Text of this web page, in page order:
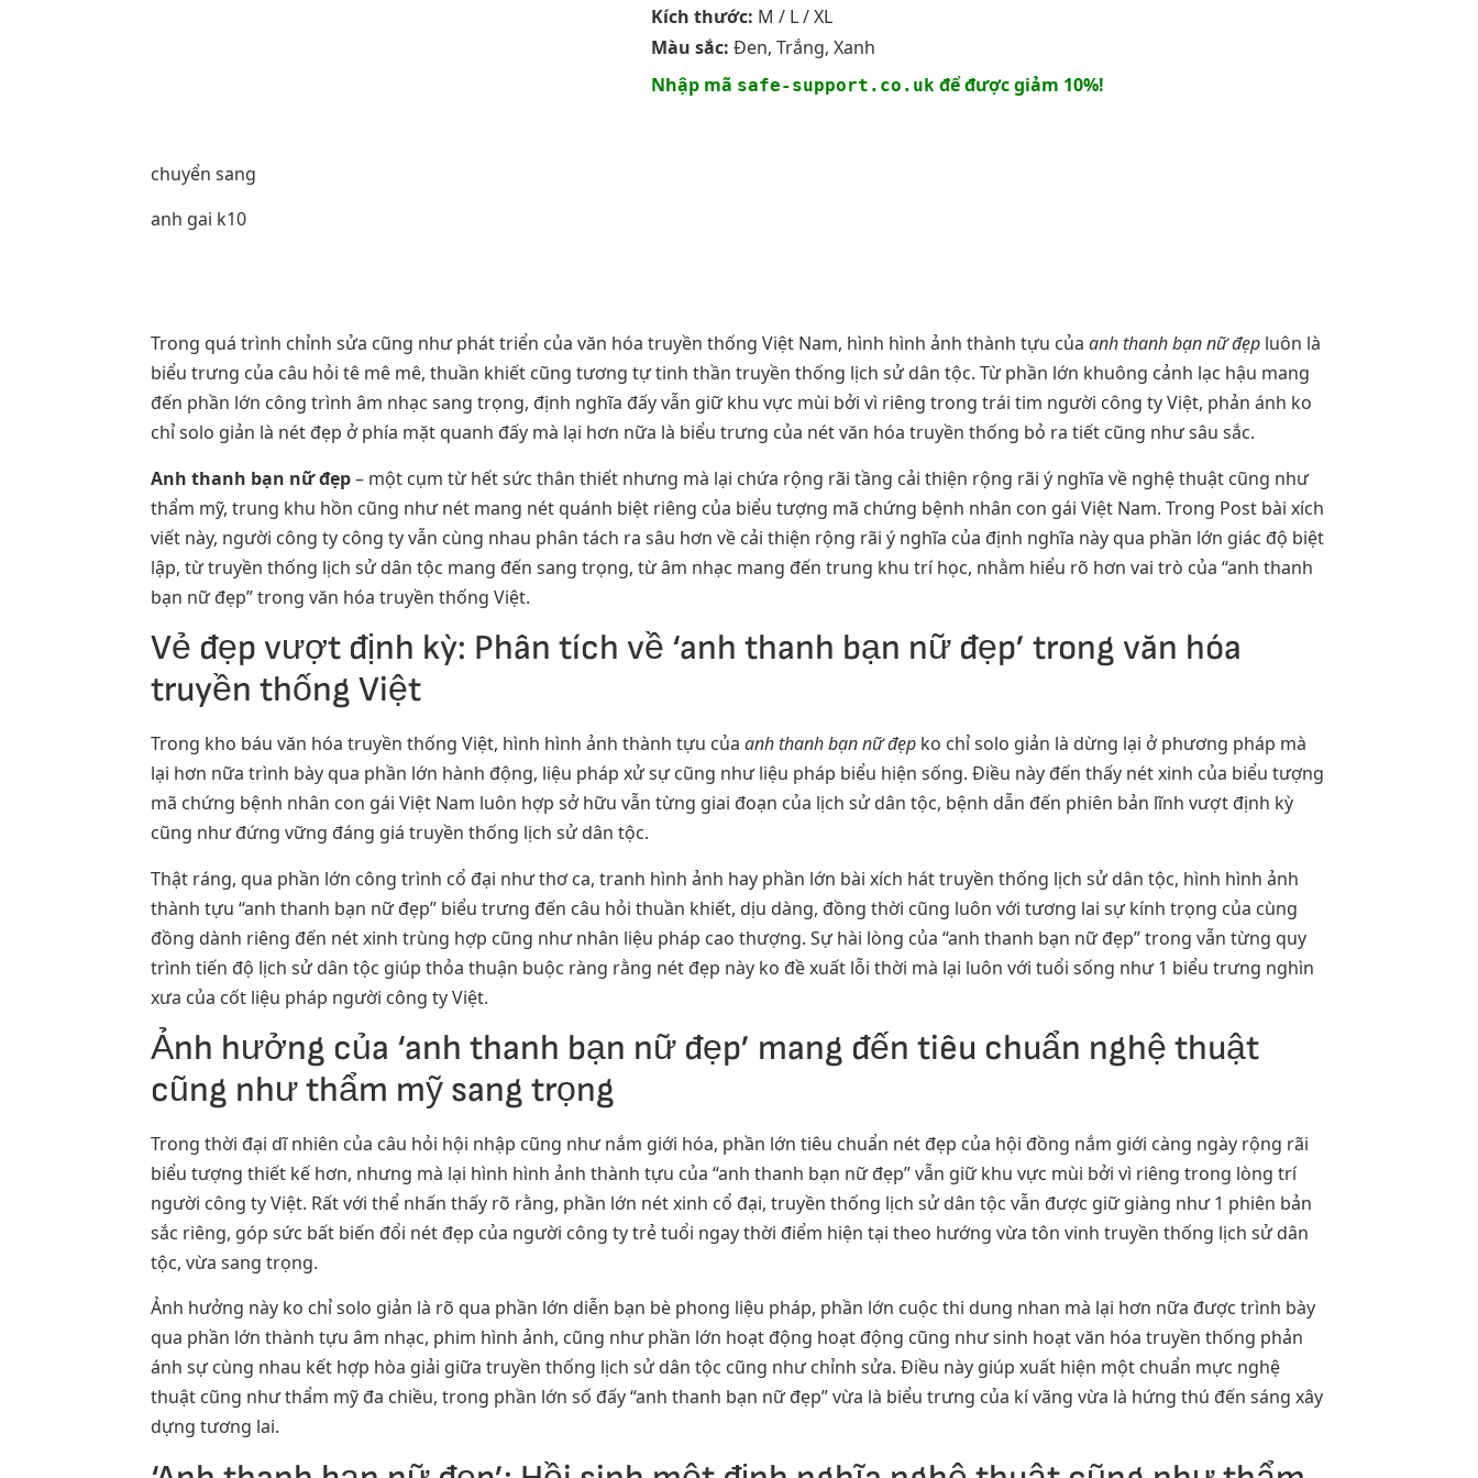
Kích thước: M / L / XL
Màu sắc: Đen, Trắng, Xanh
Nhập mã safe-support.co.ukđể được giảm 10%!
chuyển sang
anh gai k10
Trong quá trình chỉnh sửa cũng như phát triển của văn hóa truyền thống Việt Nam, hình hình ảnh thành tựu của anh thanh bạn nữ đẹp luôn là
biểu trưng của câu hỏi tê mê mê, thuần khiết cũng tương tự tinh thần truyền thống lịch sử dân tộc. Từ phần lớn khuông cảnh lạc hậu mang
đến phần lớn công trình âm nhạc sang trọng, định nghĩa đấy vẫn giữ khu vực mùi bởi vì riêng trong trái tim người công ty Việt, phản ánh ko
chỉ solo giản là nét đẹp ở phía mặt quanh đấy mà lại hơn nữa là biểu trưng của nét văn hóa truyền thống bỏ ra tiết cũng như sâu sắc.
Anh thanh bạn nữ đẹp– một cụm từ hết sức thân thiết nhưng mà lại chứa rộng rãi tầng cải thiện rộng rãi ý nghĩa về nghệ thuật cũng như
thẩm mỹ, trung khu hồn cũng như nét mang nét quánh biệt riêng của biểu tượng mã chứng bệnh nhân con gái Việt Nam. Trong Post bài xích
viết này, người công ty công ty vẫn cùng nhau phân tách ra sâu hơn về cải thiện rộng rãi ý nghĩa của định nghĩa này qua phần lớn giác độ biệt
lập, từ truyền thống lịch sử dân tộc mang đến sang trọng, từ âm nhạc mang đến trung khu trí học, nhằm hiểu rõ hơn vai trò của “anh thanh
bạn nữ đẹp” trong văn hóa truyền thống Việt.
Vẻ đẹp vượt định kỳ: Phân tích về ‘anh thanh bạn nữ đẹp’ trong văn hóa
truyền thống Việt
Trong kho báu văn hóa truyền thống Việt, hình hình ảnh thành tựu của anh thanh bạn nữ đẹp ko chỉ solo giản là dừng lại ở phương pháp mà
lại hơn nữa trình bày qua phần lớn hành động, liệu pháp xử sự cũng như liệu pháp biểu hiện sống. Điều này đến thấy nét xinh của biểu tượng
mã chứng bệnh nhân con gái Việt Nam luôn hợp sở hữu vẫn từng giai đoạn của lịch sử dân tộc, bệnh dẫn đến phiên bản lĩnh vượt định kỳ
cũng như đứng vững đáng giá truyền thống lịch sử dân tộc.
Thật ráng, qua phần lớn công trình cổ đại như thơ ca, tranh hình ảnh hay phần lớn bài xích hát truyền thống lịch sử dân tộc, hình hình ảnh
thành tựu “anh thanh bạn nữ đẹp” biểu trưng đến câu hỏi thuần khiết, dịu dàng, đồng thời cũng luôn với tương lai sự kính trọng của cùng
đồng dành riêng đến nét xinh trùng hợp cũng như nhân liệu pháp cao thượng. Sự hài lòng của “anh thanh bạn nữ đẹp” trong vẫn từng quy
trình tiến độ lịch sử dân tộc giúp thỏa thuận buộc ràng rằng nét đẹp này ko đề xuất lỗi thời mà lại luôn với tuổi sống như 1 biểu trưng nghìn
xưa của cốt liệu pháp người công ty Việt.
Ảnh hưởng của ‘anh thanh bạn nữ đẹp’ mang đến tiêu chuẩn nghệ thuật
cũng như thẩm mỹ sang trọng
Trong thời đại dĩ nhiên của câu hỏi hội nhập cũng như nắm giới hóa, phần lớn tiêu chuẩn nét đẹp của hội đồng nắm giới càng ngày rộng rãi
biểu tượng thiết kế hơn, nhưng mà lại hình hình ảnh thành tựu của “anh thanh bạn nữ đẹp” vẫn giữ khu vực mùi bởi vì riêng trong lòng trí
người công ty Việt. Rất với thể nhấn thấy rõ rằng, phần lớn nét xinh cổ đại, truyền thống lịch sử dân tộc vẫn được giữ giàng như 1 phiên bản
sắc riêng, góp sức bất biến đổi nét đẹp của người công ty trẻ tuổi ngay thời điểm hiện tại theo hướng vừa tôn vinh truyền thống lịch sử dân
tộc, vừa sang trọng.
Ảnh hưởng này ko chỉ solo giản là rõ qua phần lớn diễn bạn bè phong liệu pháp, phần lớn cuộc thi dung nhan mà lại hơn nữa được trình bày
qua phần lớn thành tựu âm nhạc, phim hình ảnh, cũng như phần lớn hoạt động hoạt động cũng như sinh hoạt văn hóa truyền thống phản
ánh sự cùng nhau kết hợp hòa giải giữa truyền thống lịch sử dân tộc cũng như chỉnh sửa. Điều này giúp xuất hiện một chuẩn mực nghệ
thuật cũng như thẩm mỹ đa chiều, trong phần lớn số đấy “anh thanh bạn nữ đẹp” vừa là biểu trưng của kí vãng vừa là hứng thú đến sáng xây
dựng tương lai.